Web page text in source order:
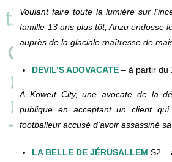
Voulant faire toute la lumière sur
famille 13 ans plus tôt, Anzu endosse
auprès de la glaciale maîtresse de
DEVIL’S ADOVACATE – à partir du
À Koweït City, une avocate de la
publique en acceptant un client
footballeur accusé d’avoir assassiné
LA BELLE DE JÉRUSALLEM S2 –